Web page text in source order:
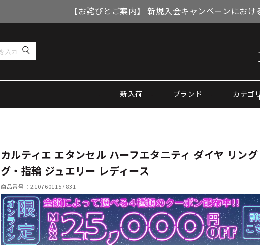
【お詫びとご案内】 新規入会キャンペーンにお
新入荷 ブランド カテゴ
カルティエ エタンセル ハーフエタニティ ダイヤ リン
グ・指輪 ジュエリー レディース
商品番号：2107601157831